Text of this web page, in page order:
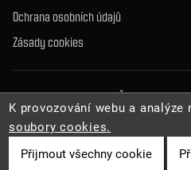
Ochrana osobních údajů
Zásady cookies
© 2026 Správa jeskyní České
Cookies
K provozování webu a
soubory cookies.
Přijmout všechny cookie